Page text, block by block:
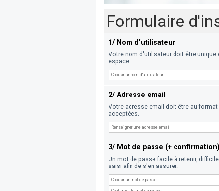
Formulaire
1/ Nom d'utilisateur
Votre nom d'utilisateur doit être unique
espace.
2/ Adresse email
Votre adresse email doit être au
acceptées.
3/ Mot de passe (+ confirmation)
Un mot de passe facile à retenir,
saisi afin de s'en assurer.